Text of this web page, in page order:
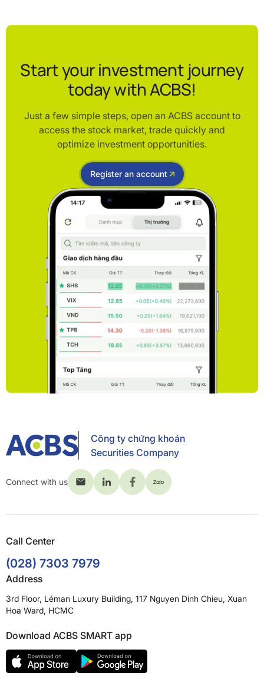
Start your investment journey
today with ACBS!
Just a few simple steps, open an ACBS account to
access the stock market, trade quickly and
optimize investment opportunities.
Register an account
Công ty chứng khoán
Securities Company
Connect with us
Call Center
(028) 7303 7979
Address
3rd Floor, Léman Luxury Building, 117 Nguyen Dinh Chieu, Xuan
Hoa Ward, HCMC
Download ACBS SMART app